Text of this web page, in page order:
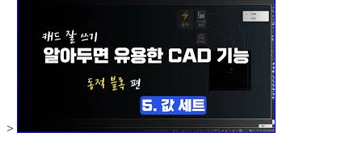
>